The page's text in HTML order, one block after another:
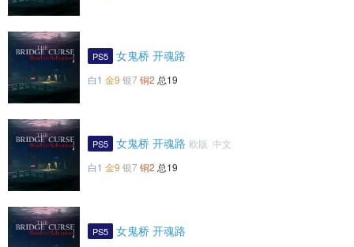
PS5 女鬼桥 开魂路
白1 金9 银7 铜2 总19
PS5 女鬼桥 开魂路 欧版 中文
白1 金9 银7 铜2 总19
PS5 女鬼桥 开魂路